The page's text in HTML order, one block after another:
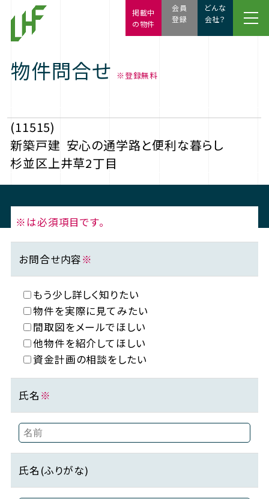
物件問合せ ※登録無料
(11515)
新築戸建 安心の通学路と便利な暮らし
杉並区上井草2丁目
※は必須項目です。
お問合せ内容※
もう少し詳しく知りたい
物件を実際に見てみたい
間取図をメールでほしい
他物件を紹介してほしい
資金計画の相談をしたい
氏名 ※
氏名(ふりがな)
会員
登録
どんな
会社？
掲載中
の物件